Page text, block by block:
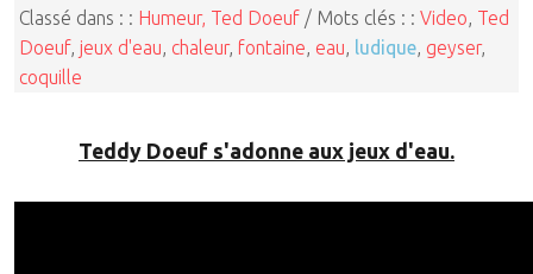
Classé dans : : Humeur, Ted Doeuf / Mots clés : : Video Ted
Doeuf, jeux d'eau chaleur, fontaine eau ludique geyser,
coquille
Teddy Doeuf s'adonne aux jeux d'eau.